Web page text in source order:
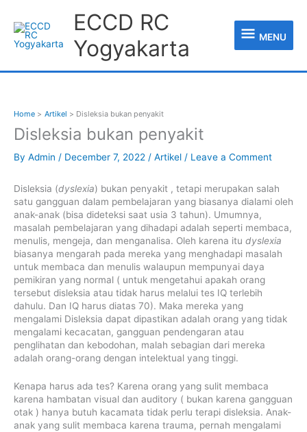
content
ECCD RC
Yogyakarta
MENU
Home Artikel Disleksia bukan penyakit
Disleksia bukan penyakit
By Admin / December 7, 2022 / Artikel / Leave a Comment
Disleksia (dyslexia) bukan penyakit , tetapi merupakan salah
satu gangguan dalam pembelajaran yang biasanya dialami oleh
anak-anak (bisa dideteksi saat usia 3 tahun). Umumnya,
masalah pembelajaran yang dihadapi adalah seperti membaca,
menulis, mengeja, dan menganalisa. Oleh karena itu dyslexia
biasanya mengarah pada mereka yang menghadapi masalah
untuk membaca dan menulis walaupun mempunyai daya
pemikiran yang normal ( untuk mengetahui apakah orang
tersebut disleksia atau tidak harus melalui tes IQ terlebih
dahulu. Dan IQ harus diatas 70). Maka mereka yang
mengalami Disleksia dapat dipastikan adalah orang yang tidak
mengalami kecacatan, gangguan pendengaran atau
penglihatan dan kebodohan, malah sebagian dari mereka
adalah orang-orang dengan intelektual yang tinggi.
Kenapa harus ada tes? Karena orang yang sulit membaca
karena hambatan visual dan auditory ( bukan karena gangguan
otak ) hanya butuh kacamata tidak perlu terapi disleksia. Anak-
anak yang sulit membaca karena trauma, pernah mengalami